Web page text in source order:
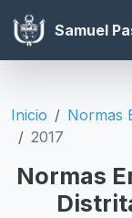
Samuel
Inicio Normas
2017
Normas